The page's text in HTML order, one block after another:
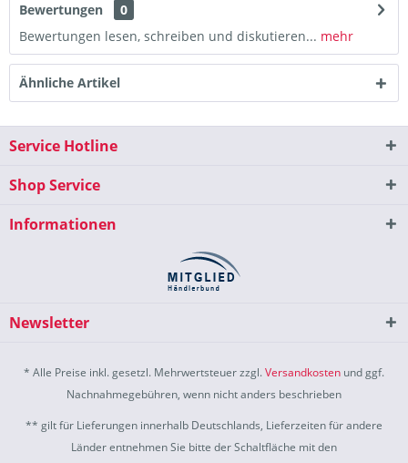
Bewertungen
0
Bewertungen lesen, schreiben und diskutieren... mehr
Ähnliche Artikel
Service Hotline
Shop Service
Informationen
Newsletter
* Alle Preise inkl. gesetzl. Mehrwertsteuer zzgl.Versandkosten und ggf.
Nachnahmegebühren, wenn nicht anders beschrieben
** gilt für Lieferungen innerhalb Deutschlands, Lieferzeiten für andere
Länder entnehmen Sie bitte der Schaltfläche mit den